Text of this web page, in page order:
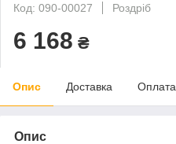
Код: 090-00027
Роздріб
6 168 ₴
Опис Доставка Оплата
Опис